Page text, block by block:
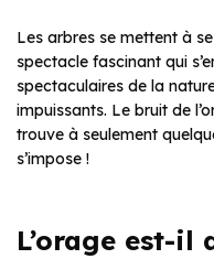
Les arbres se mettent à
spectacle fascinant qui
spectaculaires de la
impuissants. Le bruit de
trouve à seulement
s’impose !
L’orage est-il